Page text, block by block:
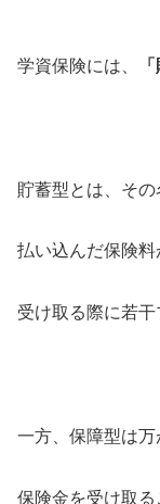
学資保険には、
貯蓄型とは、その
払い込んだ保険料
受け取る際に若干
一方、保障型は
保険金を受け取る